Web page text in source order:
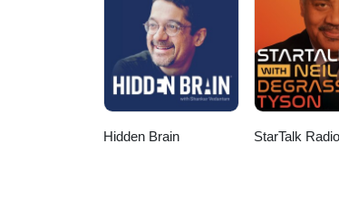
Hidden Brain StarTalk Radio